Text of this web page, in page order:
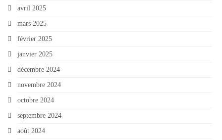
avril 2025
mars 2025
février 2025
janvier 2025
décembre 2024
novembre 2024
octobre 2024
septembre 2024
août 2024